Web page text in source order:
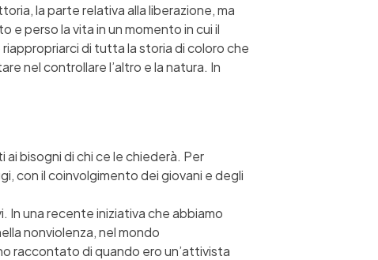
la parte relativa alla liberazione, ma
perso la vita in un momento in cui il
di tutta la storia di coloro che
nel controllare l’altro e la natura. In
bisogni di chi ce le chiederà. Per
con il coinvolgimento dei giovani e degli
In una recente iniziativa che abbiamo
nonviolenza, nel mondo
raccontato di quando ero un’attivista